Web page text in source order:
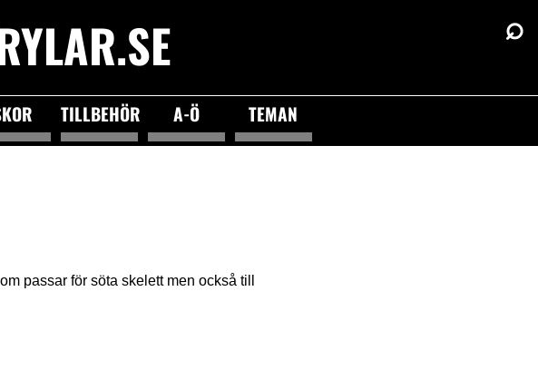
⌕
TILLBEHÖR A-Ö TEMAN
passar för söta skelett men också till